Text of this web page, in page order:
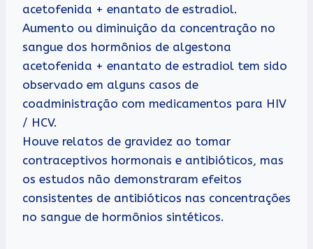
acetofenida + enantato de estradiol.
Aumento ou diminuição da concentração no
sangue dos hormônios de algestona
acetofenida + enantato de estradiol tem sido
observado em alguns casos de
coadministração com medicamentos para HIV
/ HCV.
Houve relatos de gravidez ao tomar
contraceptivos hormonais e antibióticos, mas
os estudos não demonstraram efeitos
consistentes de antibióticos nas concentrações
no sangue de hormônios sintéticos.